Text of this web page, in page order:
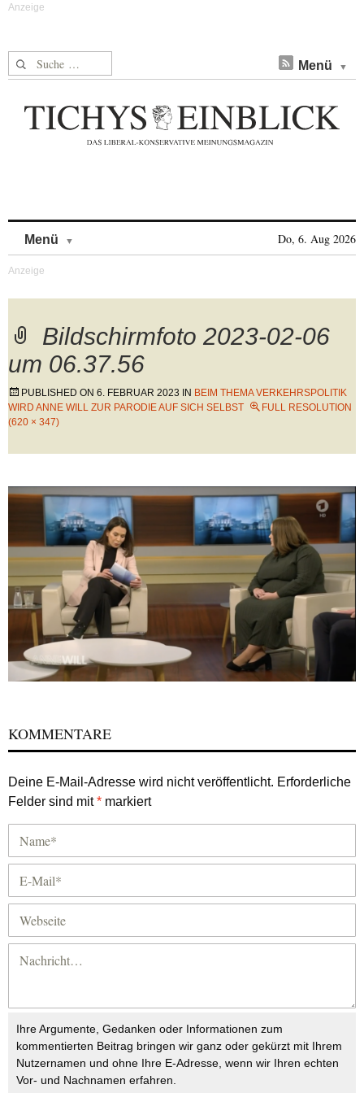
Suche nach: Menü
Menü Do, 6. Aug 2026
Bildschirm­foto 2023-02-06
um 06.37.56
PUBLISHED ON 6. FEBRUAR 2023 IN BEIM THEMA VERKEHRSPOLITIK
WIRD ANNE WILL ZUR PARODIE AUF SICH SELBST
FULL RESOLUTION
(620 × 347)
KOMMENTARE
Deine E-Mail-Adresse wird nicht veröffentlicht. Erforderliche
Felder sind mit* markiert
Ihre Argumente, Gedanken oder Informationen zum
kommentierten Beitrag bringen wir ganz oder gekürzt mit Ihrem
Nutzernamen und ohne Ihre E-Adresse, wenn wir Ihren echten
Vor- und Nachnamen erfahren.